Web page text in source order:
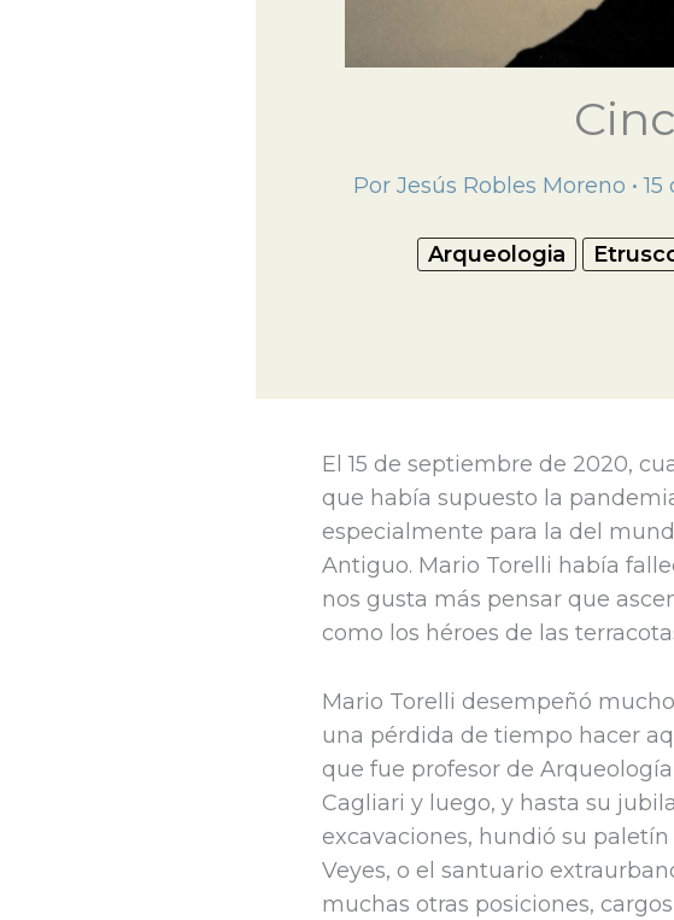
Por Jesús Robles Moreno •
Arqueologia
El 15 de septiembre de 2020,
que había supuesto la
especialmente para la del
Antiguo. Mario Torelli había
nos gusta más pensar que
como los héroes de las
Mario Torelli desempeñó
una pérdida de tiempo hacer
que fue profesor de
Cagliari y luego, y hasta su
excavaciones, hundió su
Veyes, o el santuario
muchas otras posiciones,